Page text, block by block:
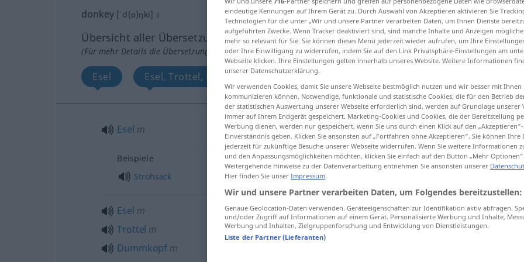
donkey [ˈd(ɒ)ŋki] s
Übersicht aller Übersetzungen
(Für mehr Details die Übersetzung anklicken/antippen)
Esel Esel, Trottel, Dummkopf Esel
Esel m donkey
Beispiele
Strohsack
Esel m
Trottel m
Dummkopf m
donkeyidiot FIG
eindeutige Kennungen auf Ihrem Gerät zu. Durch Auswahl von Akzeptieren aktivieren Sie
Technologien für die unter „Wir und unsere Partner verarbeiten Daten, um Ihnen Dienste
aufgeführten Zwecke. Wenn Tracker deaktiviert sind, sind manche Inhalte und Anzeigen
mehr so relevant für Sie. Sie können dieses Menü jederzeit wieder aufrufen, um Ihre
oder Ihre Einwilligung zu widerrufen, indem Sie auf den Link Privatsphäre-Einstellungen am
Webseite klicken. Ihre Einstellungen gelten innerhalb unseres Website. Weitere Informationen
unserer Datenschutzerklärung.
Wir verwenden Cookies, damit Sie unsere Webseite bestmöglich nutzen und wir besser mit Ihnen
kommunizieren können. Notwendige, funktionale und statistische Cookies, die für den Betrieb
der statistischen Auswertung unserer Webseite erforderlich sind, werden auf Grundlage unserer
immer auf Ihrem Endgerät gespeichert. Marketing-Cookies und Cookies, die der Bereitstellung
Werbung dienen, werden nur gespeichert, wenn Sie uns durch einen Klick auf den
Einverständnis geben. Klicken Sie ansonsten auf „Fortfahren ohne Akzeptieren“. Sie können Ihre
jederzeit für zukünftige Besuche unserer Webseite widerrufen. Wenn Sie weitere Informationen
und den Anpassungsmöglichkeiten möchten, klicken Sie einfach auf den Button „Mehr Optionen“.
Weitergehende Hinweise zu der Datenverarbeitung entnehmen Sie ansonsten unserer
Hier finden Sie unser Impressum.
Wir und unsere Partner verarbeiten Daten, um Folgendes bereitzustellen:
Genaue Geolocation-Daten verwenden. Geräteeigenschaften zur Identifikation aktiv abfragen.
und/oder Zugriff auf Informationen auf einem Gerät. Personalisierte Werbung und Inhalte,
Werbung und Inhalten, Zielgruppenforschung und Entwicklung von Dienstleistungen.
Liste der Partner (Lieferanten)